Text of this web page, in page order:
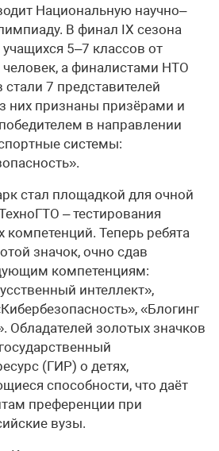
Национальную научно–
В финал IX сезона
5–7 классов от
а финалистами НТО
7 представителей
них признаны призёрами и
в направлении
системы:
стал площадкой для очной
– тестирования
компетенций. Теперь ребята
значок, очно сдав
компетенциям:
интеллект»,
«Блогинг
Обладателей золотых значков
(ГИР) о детях,
способности, что даёт
преференции при
вузы.